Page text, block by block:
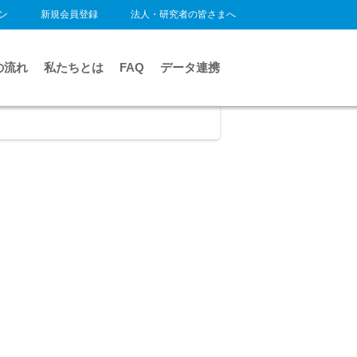
新規会員登録 法人・研究者の皆さまへ
流れ 私たちとは FAQ データ連携